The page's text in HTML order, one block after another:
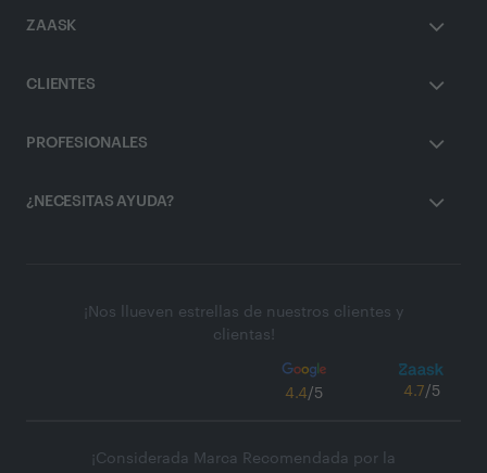
ZAASK
CLIENTES
PROFESIONALES
¿NECESITAS AYUDA?
¡Nos llueven estrellas de nuestros clientes y
clientas!
4.4/5 4.7/5
¡Considerada Marca Recomendada por la